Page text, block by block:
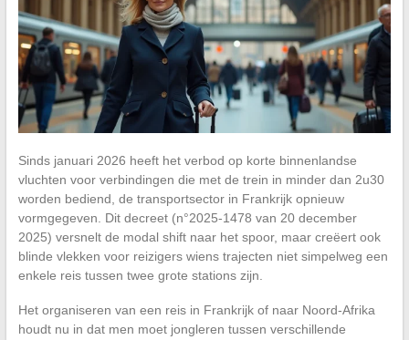
Sinds januari 2026 heeft het verbod op korte binnenlandse
vluchten voor verbindingen die met de trein in minder dan 2u30
worden bediend, de transportsector in Frankrijk opnieuw
vormgegeven. Dit decreet (n°2025-1478 van 20 december
2025) versnelt de modal shift naar het spoor, maar creëert ook
blinde vlekken voor reizigers wiens trajecten niet simpelweg een
enkele reis tussen twee grote stations zijn.
Het organiseren van een reis in Frankrijk of naar Noord-Afrika
houdt nu in dat men moet jongleren tussen verschillende